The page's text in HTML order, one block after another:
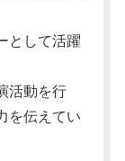
として活躍
活動を行
を伝えてい